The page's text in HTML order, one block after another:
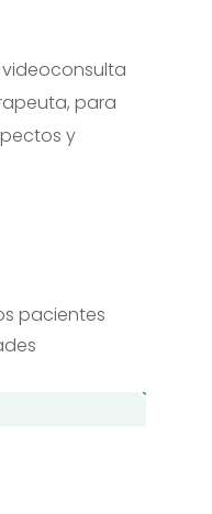
para
y
pacientes